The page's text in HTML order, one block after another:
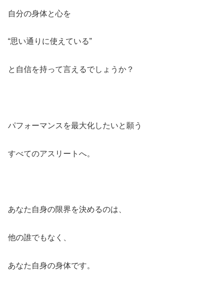
自分の身体と心を
“思い通りに使えている”
と自信を持って言えるでしょうか？
パフォーマンスを最大化したいと願う
すべてのアスリートへ。
あなた自身の限界を決めるのは、
他の誰でもなく、
あなた自身の身体です。